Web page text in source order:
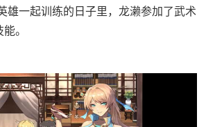
雄一起训练的日子里，龙濑参加了武术
。